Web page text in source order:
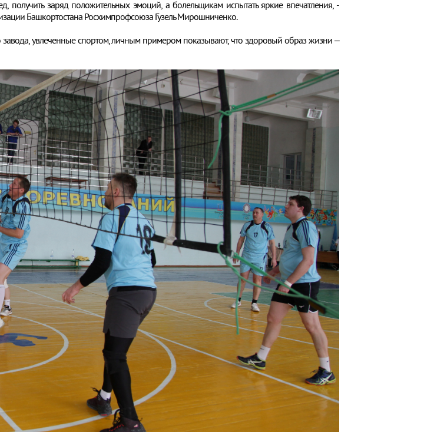
заряд положительных эмоций, а болельщикам испытать яркие впечатления, -
Башкортостана Росхимпрофсоюза Гузель Мирошниченко.
завода, увлеченные спортом, личным примером показывают, что здоровый образ жизни –